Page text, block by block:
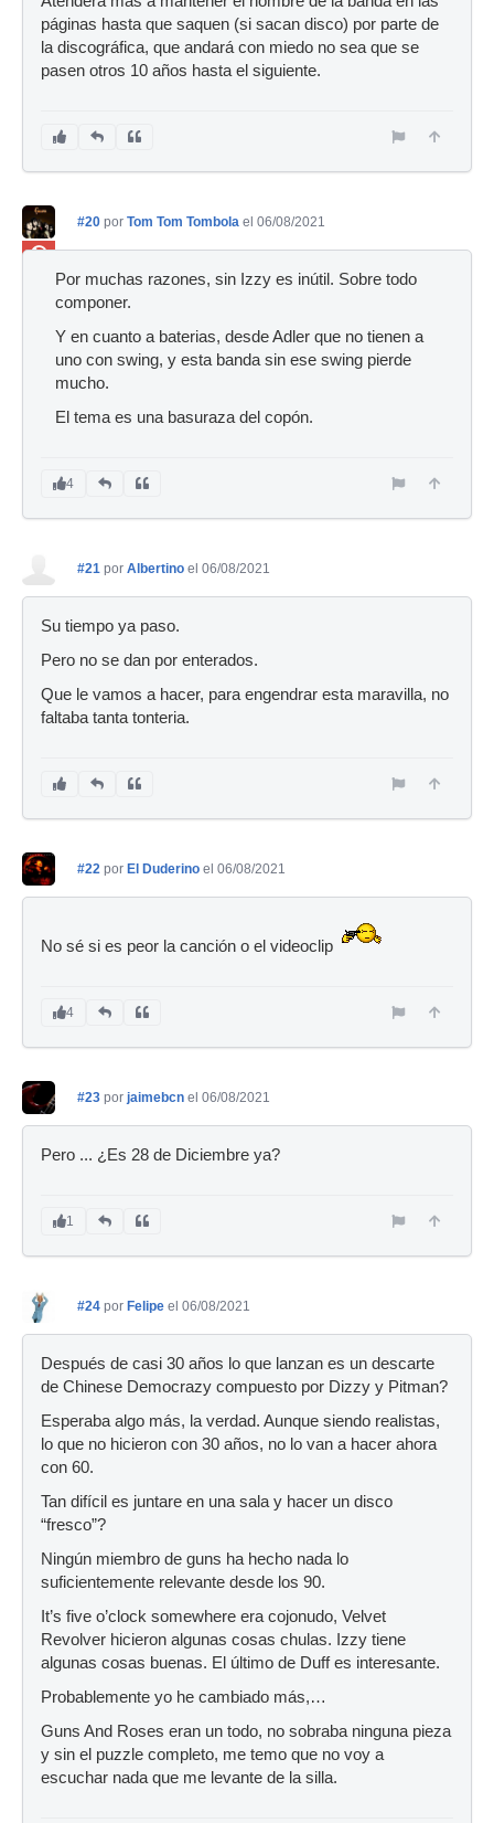
páginas hasta que saquen (si sacan disco) por parte de
la discográfica, que andará con miedo no sea que se
pasen otros 10 años hasta el siguiente.
#20 por Tom Tom Tombola el 06/08/2021
Por muchas razones, sin Izzy es inútil. Sobre todo
componer.
Y en cuanto a baterias, desde Adler que no tienen a
uno con swing, y esta banda sin ese swing pierde
mucho.
El tema es una basuraza del copón.
4
#21 por Albertino el 06/08/2021
Su tiempo ya paso.
Pero no se dan por enterados.
Que le vamos a hacer, para engendrar esta maravilla, no
faltaba tanta tonteria.
#22 por El Duderino el 06/08/2021
No sé si es peor la canción o el videoclip
4
#23 por jaimebcn el 06/08/2021
Pero ... ¿Es 28 de Diciembre ya?
1
#24 por Felipe el 06/08/2021
Después de casi 30 años lo que lanzan es un descarte
de Chinese Democrazy compuesto por Dizzy y Pitman?
Esperaba algo más, la verdad. Aunque siendo realistas,
lo que no hicieron con 30 años, no lo van a hacer ahora
con 60.
Tan difícil es juntare en una sala y hacer un disco
“fresco”?
Ningún miembro de guns ha hecho nada lo
suficientemente relevante desde los 90.
It’s five o’clock somewhere era cojonudo, Velvet
Revolver hicieron algunas cosas chulas. Izzy tiene
algunas cosas buenas. El último de Duff es interesante.
Probablemente yo he cambiado más,…
Guns And Roses eran un todo, no sobraba ninguna pieza
y sin el puzzle completo, me temo que no voy a
escuchar nada que me levante de la silla.